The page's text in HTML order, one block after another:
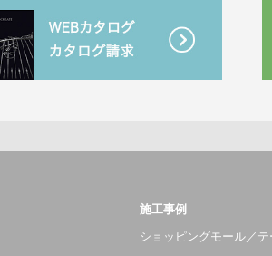
施工事例
ショッピングモール／